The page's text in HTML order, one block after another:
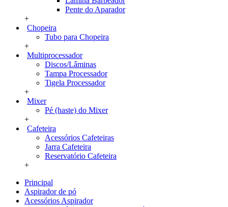
Pente do Aparador
+
Chopeira
Tubo para Chopeira
+
Multiprocessador
Discos/Lâminas
Tampa Processador
Tigela Processador
+
Mixer
Pé (haste) do Mixer
+
Cafeteira
Acessórios Cafeteiras
Jarra Cafeteira
Reservatório Cafeteira
+
Principal
Aspirador de pó
Acessórios Aspirador